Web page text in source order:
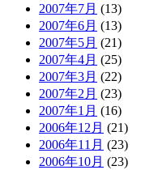
2007年7月 (13)
2007年6月 (13)
2007年5月 (21)
2007年4月 (25)
2007年3月 (22)
2007年2月 (23)
2007年1月 (16)
2006年12月 (21)
2006年11月 (23)
2006年10月 (23)